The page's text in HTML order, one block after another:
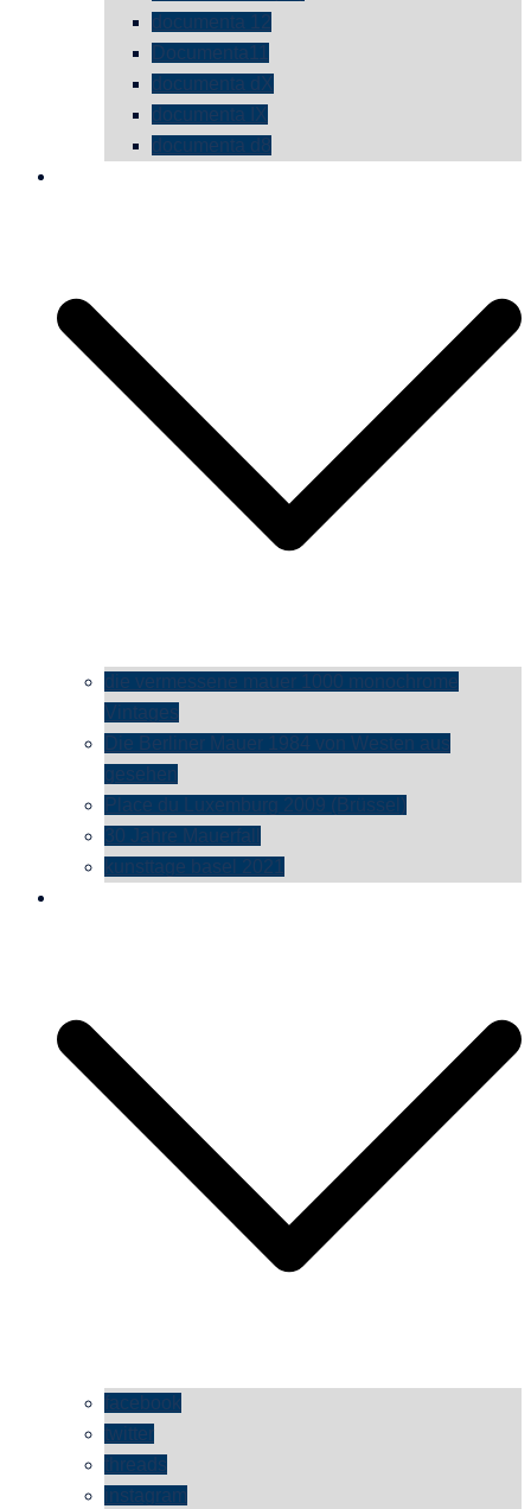
documenta 12
Documenta11
documenta dX
documenta IX
documenta d8
die vermessene mauer 1000 monochrome
Vintages
Die Berliner Mauer 1984 von Westen aus
gesehen
Place du Luxemburg 2009 (Brüssel)
30 Jahre Mauerfall
kunsttage basel 2021
facebook
twitter
threads
instagram